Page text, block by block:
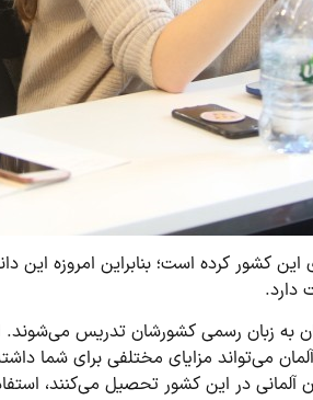
کشور کرده است؛ بنابراین امروزه این
دارد.
به زبان رسمی کشورشان تدریس
می‌تواند مزایای مختلفی برای شما
آلمانی در این کشور تحصیل می‌کنند،